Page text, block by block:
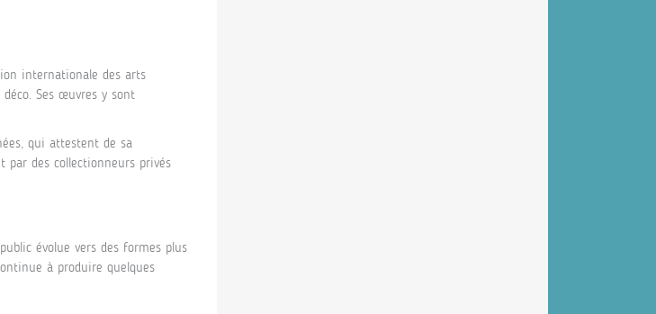
internationale des arts
Ses œuvres y sont
qui attestent de sa
par des collectionneurs privés
évolue vers des formes plus
à produire quelques